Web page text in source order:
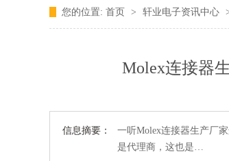
您的位置: 首页 > 轩业电子资讯中心
Molex连接器
信息摘要：
一听Molex连接器生产厂
是代理商，这也是…